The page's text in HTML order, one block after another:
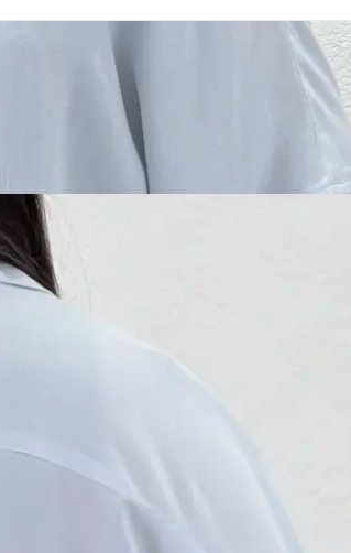
وست زنانه لینن نچرال | آی بولک
وست 1,699,000 تومان